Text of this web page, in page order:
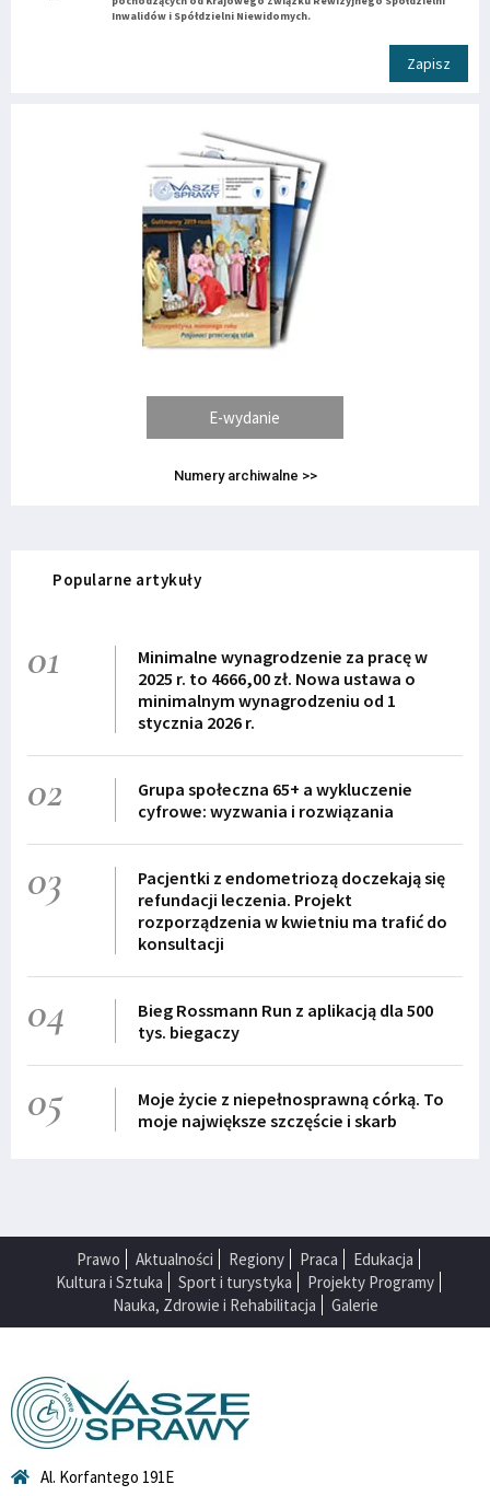
Inwalidów i Spółdzielni Niewidomych.
Zapisz
E-wydanie
Numery archiwalne >>
Popularne artykuły
01
Minimalne wynagrodzenie za pracę w
2025 r. to 4666,00 zł. Nowa ustawa o
minimalnym wynagrodzeniu od 1
stycznia 2026 r.
02
Grupa społeczna 65+ a wykluczenie
cyfrowe: wyzwania i rozwiązania
03
Pacjentki z endometriozą doczekają się
refundacji leczenia. Projekt
rozporządzenia w kwietniu ma trafić do
konsultacji
04
Bieg Rossmann Run z aplikacją dla 500
tys. biegaczy
05
Moje życie z niepełnosprawną córką. To
moje największe szczęście i skarb
Prawo Aktualności Regiony Praca
Edukacja
Kultura i Sztuka
Sport i turystyka
Projekty Programy
Nauka, Zdrowie i Rehabilitacja
Galerie
Al. Korfantego 191E